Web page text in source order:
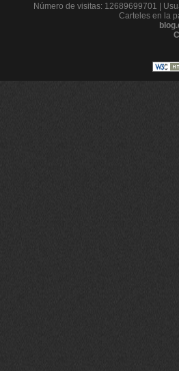
Número de visitas: 12689699701 |
Carteles en la